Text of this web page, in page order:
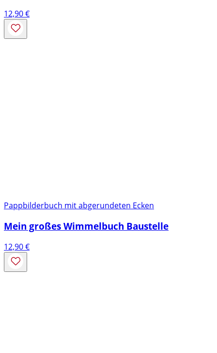
12,90€
Pappbilderbuch mit abgerundeten Ecken
Mein großes Wimmelbuch Baustelle
12,90€